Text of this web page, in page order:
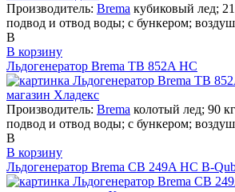
Производитель: Brema кубиковый лед; 21
подвод и отвод воды; с бункером;
В
В корзину
Льдогенератор Brema TB 852A HC
Производитель: Brema колотый лед; 90
подвод и отвод воды; с бункером;
В
В корзину
Льдогенератор Brema CB 249A HC B-